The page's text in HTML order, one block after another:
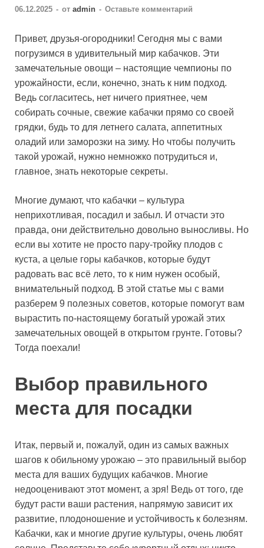
06.12.2025 - от admin - Оставьте комментарий
Привет, друзья-огородники! Сегодня мы с вами
погрузимся в удивительный мир кабачков. Эти
замечательные овощи – настоящие чемпионы по
урожайности, если, конечно, знать к ним подход.
Ведь согласитесь, нет ничего приятнее, чем
собирать сочные, свежие кабачки прямо со своей
грядки, будь то для летнего салата, аппетитных
оладий или заморозки на зиму. Но чтобы получить
такой урожай, нужно немножко потрудиться и,
главное, знать некоторые секреты.
Многие думают, что кабачки – культура
неприхотливая, посадил и забыл. И отчасти это
правда, они действительно довольно выносливы. Но
если вы хотите не просто пару-тройку плодов с
куста, а целые горы кабачков, которые будут
радовать вас всё лето, то к ним нужен особый,
внимательный подход. В этой статье мы с вами
разберем 9 полезных советов, которые помогут вам
вырастить по-настоящему богатый урожай этих
замечательных овощей в открытом грунте. Готовы?
Тогда поехали!
Выбор правильного
места для посадки
Итак, первый и, пожалуй, один из самых важных
шагов к обильному урожаю – это правильный выбор
места для ваших будущих кабачков. Многие
недооценивают этот момент, а зря! Ведь от того, где
будут расти ваши растения, напрямую зависит их
развитие, плодоношение и устойчивость к болезням.
Кабачки, как и многие другие культуры, очень любят